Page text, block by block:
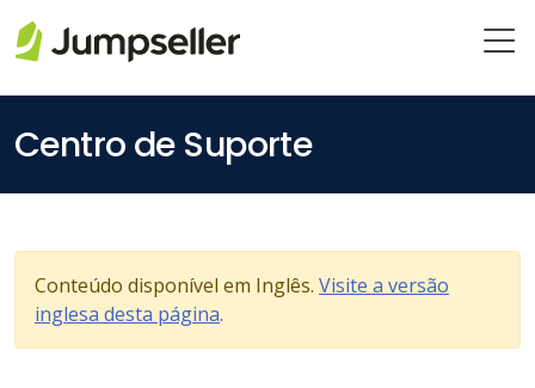
Centro de Suporte
Conteúdo disponível em Inglês. Visite a versão
inglesa desta página.